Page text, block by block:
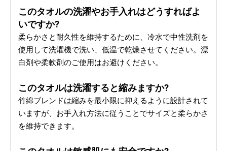
このタオルの洗濯やお手入れはどうすればよ
いですか?
柔らかさと耐久性を維持するために、冷水で中性洗剤を
使用して洗濯機で洗い、低温で乾燥させてください。漂
白剤や柔軟剤のご使用はお避けください。
このタオルは洗濯すると縮みますか?
竹綿ブレンドは縮みを最小限に抑えるように設計されて
いますが、お手入れ方法に従うことでサイズと柔らかさ
を維持できます。